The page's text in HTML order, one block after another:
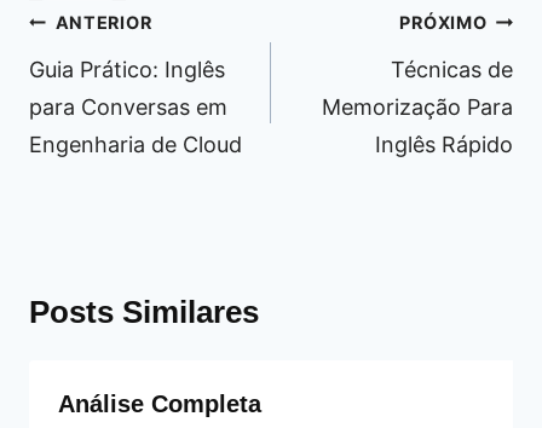
Navegação
de
Post
ANTERIOR
Guia Prático: Inglês
para Conversas em
Engenharia de Cloud
PRÓXIMO
Técnicas de
Memorização Para
Inglês Rápido
Posts Similares
Análise Completa